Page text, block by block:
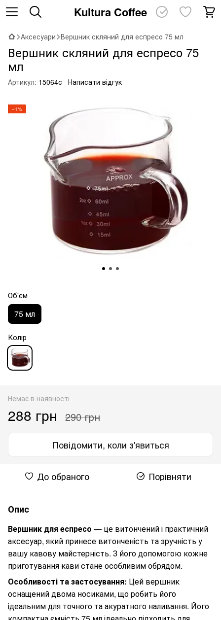
Kultura Coffee
Аксесуари Вершник скляний для еспресо 75 мл
Вершник скляний для еспресо 75
мл
Артикул: 15064с Написати відгук
−1%
Об'єм
75 мл
Колір
Немає в наявності
288 грн 290 грн
Повідомити, коли з'явиться
До обраного Порівняти
Опис
Вершник для еспресо — це витончений і практичний
аксесуар, який принесе витонченість та зручність у
вашу кавову майстерність. З його допомогою кожне
приготування кави стане особливим обрядом.
Особливості та застосування: Цей вершник
оснащений двома носиками, що робить його
ідеальним для точного та акуратного наливання. Його